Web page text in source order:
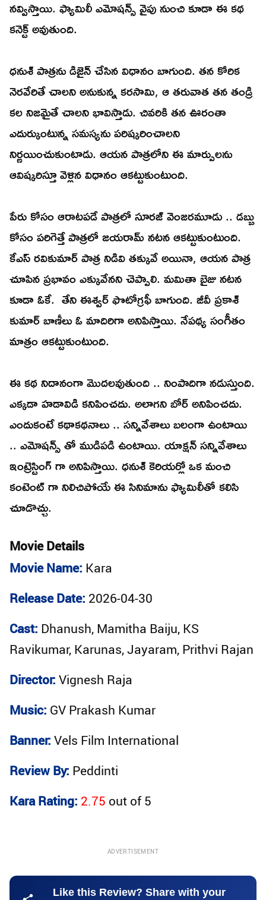
నవ్విస్తాయి. ఫ్యామిలీ ఎమోషన్స్ వైపు నుంచి కూడా ఈ కథ
కనెక్ట్ అవుతుంది.
ధనుశ్ పాత్రను డిజైన్ చేసిన విధానం బాగుంది. తన కోరిక
నెరవేరితే చాలని అనుకున్న కరసామి, ఆ తరువాత తన తండ్రి
కల నిజమైతే చాలని భావిస్తాడు. చివరికి తన ఊరంతా
ఎదుర్కుంటున్న సమస్యను పరిష్కరించాలని
నిర్ణయించుకుంటాడు. ఆయన పాత్రలోని ఈ మార్పులను
ఆవిష్కరిస్తూ వెళ్లిన విధానం ఆకట్టుకుంటుంది.
పేరు కోసం ఆరాటపడే పాత్రలో సూరజ్ వెంజరమూడు .. డబ్బు
కోసం పరిగెత్తే పాత్రలో జయరామ్ నటన ఆకట్టుకుంటుంది.
కేఎస్ రవికుమార్ పాత్ర నిడివి తక్కువే అయినా, ఆయన పాత్ర
చూపిన ప్రభావం ఎక్కువేనని చెప్పాలి. మమితా బైజు నటన
కూడా ఓకే. తేని ఈశ్వర్ ఫొటోగ్రఫీ బాగుంది. జీవీ ప్రకాశ్
కుమార్ బాణీలు ఓ మాదిరిగా అనిపిస్తాయి. నేపథ్య సంగీతం
మాత్రం ఆకట్టుకుంటుంది.
ఈ కథ నిదానంగా మొదలవుతుంది .. నింపాదిగా నడుస్తుంది.
ఎక్కడా హడావిడి కనిపించదు. అలాగని బోర్ అనిపించదు.
ఎందుకంటే కథాకథనాలు .. సన్నివేశాలు బలంగా ఉంటాయి
.. ఎమోషన్స్ తో ముడిపడి ఉంటాయి. యాక్షన్ సన్నివేశాలు
ఇంట్రెస్టింగ్ గా అనిపిస్తాయి. ధనుశ్ కెరియర్లో ఒక మంచి
కంటెంట్ గా నిలిచిపోయే ఈ సినిమాను ఫ్యామిలీతో కలిసి
చూడొచ్చు.
Movie Details
Movie Name: Kara
Release Date: 2026-04-30
Cast: Dhanush, Mamitha Baiju, KS
Ravikumar, Karunas, Jayaram, Prithvi Rajan
Director: Vignesh Raja
Music: GV Prakash Kumar
Banner: Vels Film International
Review By: Peddinti
Kara Rating: 2.75 out of5
ADVERTISEMENT
Like this Review? Share with your